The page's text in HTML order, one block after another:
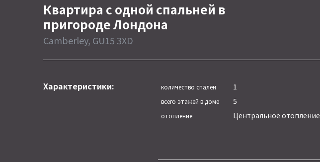
Квартира с одной спальней в
пригороде Лондона
Camberley, GU15 3XD
Характеристики: количество спален 1
всего этажей в доме 5
отопление Центральное отопление